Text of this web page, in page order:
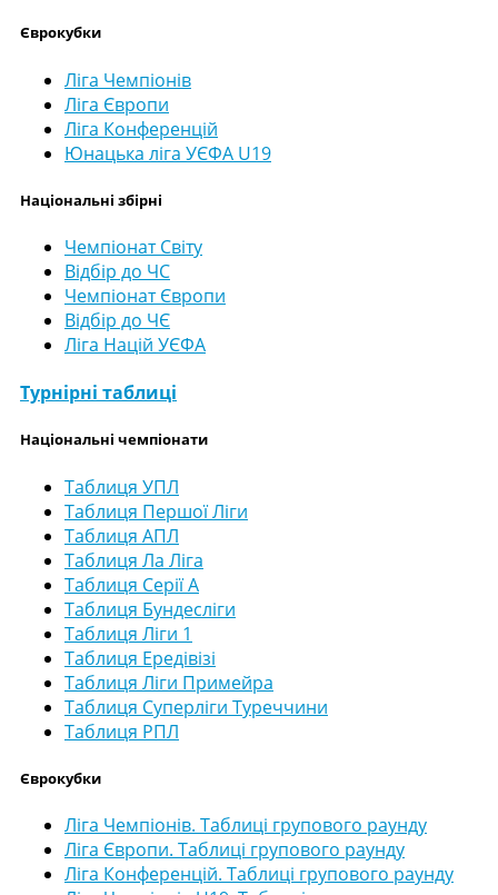
Єврокубки
Ліга Чемпіонів
Ліга Європи
Ліга Конференцій
Юнацька ліга УЄФА U19
Національні збірні
Чемпіонат Світу
Відбір до ЧС
Чемпіонат Європи
Відбір до ЧЄ
Ліга Націй УЄФА
Турнірні таблиці
Національні чемпіонати
Таблиця УПЛ
Таблиця Першої Ліги
Таблиця АПЛ
Таблиця Ла Ліга
Таблиця Серії А
Таблиця Бундесліги
Таблиця Ліги 1
Таблиця Ередівізі
Таблиця Ліги Примейра
Таблиця Суперліги Туреччини
Таблиця РПЛ
Єврокубки
Ліга Чемпіонів. Таблиці групового раунду
Ліга Європи. Таблиці групового раунду
Ліга Конференцій. Таблиці групового раунду